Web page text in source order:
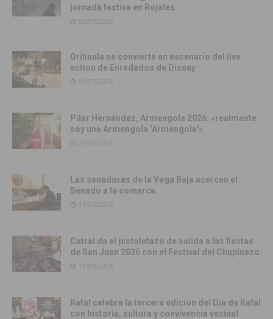
jornada festiva en Rojales
03/07/2026
Orihuela se convierte en escenario del live
action de Enredados de Disney
01/07/2026
Pilar Hernández, Armengola 2026: «realmente
soy una Armengola ‘Armengola'»
29/06/2026
Las senadoras de la Vega Baja acercan el
Senado a la comarca
17/06/2026
Catral da el pistoletazo de salida a las fiestas
de San Juan 2026 con el Festival del Chupinazo
13/06/2026
Rafal celebra la tercera edición del Día de Rafal
con historia, cultura y convivencia vecinal